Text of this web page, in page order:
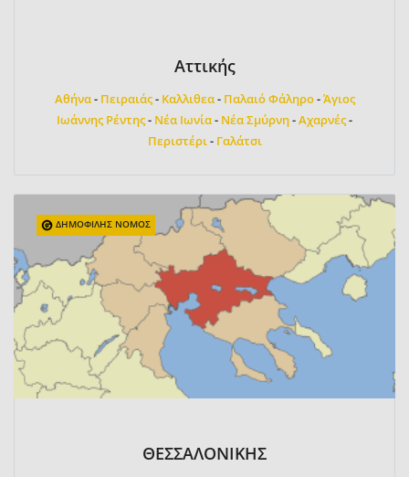
Αττικής
Αθήνα- Πειραιάς- Καλλιθεα- Παλαιό Φάληρο-Άγιος
Ιωάννης Ρέντης- Νέα Ιωνία- Νέα Σμύρνη-Αχαρνές-
Περιστέρι- Γαλάτσι
ΔΗΜΟΦΙΛΗΣ ΝΟΜΟΣ
ΘΕΣΣΑΛΟΝΙΚΗΣ